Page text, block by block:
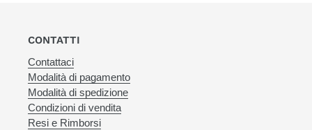
CONTATTI
Contattaci
Modalità di pagamento
Modalità di spedizione
Condizioni di vendita
Resi e Rimborsi